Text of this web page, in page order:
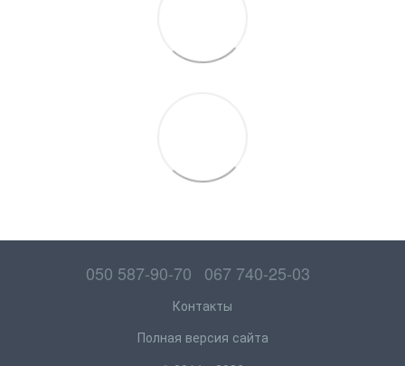
050 587-90-70 067 740-25-03
Контакты
Полная версия сайта